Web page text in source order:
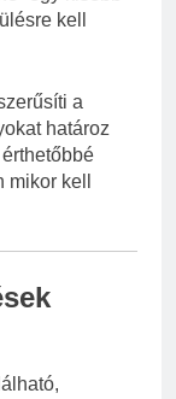
kell
a
határoz
kell